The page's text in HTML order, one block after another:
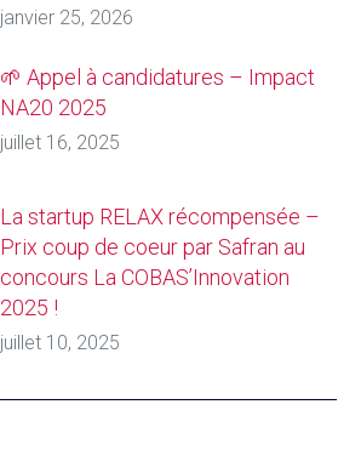
janvier 25, 2026
🌱 Appel à candidatures – Impact
NA20 2025
juillet 16, 2025
La startup RELAX récompensée –
Prix coup de coeur par Safran au
concours La COBAS’Innovation
2025 !
juillet 10, 2025